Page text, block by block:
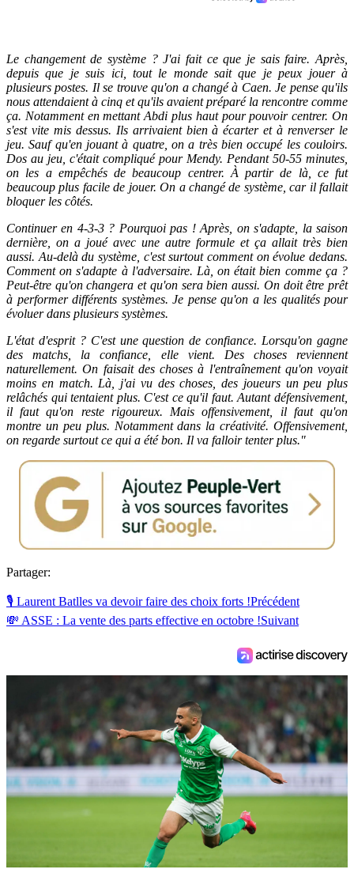
Le changement de système ? J'ai fait ce que je sais faire. Après,
depuis que je suis ici, tout le monde sait que je peux jouer à
plusieurs postes. Il se trouve qu'on a changé à Caen. Je pense qu'ils
nous attendaient à cinq et qu'ils avaient préparé la rencontre comme
ça. Notamment en mettant Abdi plus haut pour pouvoir centrer. On
s'est vite mis dessus. Ils arrivaient bien à écarter et à renverser le
jeu. Sauf qu'en jouant à quatre, on a très bien occupé les couloirs.
Dos au jeu, c'était compliqué pour Mendy. Pendant 50-55 minutes,
on les a empêchés de beaucoup centrer. À partir de là, ce fut
beaucoup plus facile de jouer. On a changé de système, car il fallait
bloquer les côtés.
Continuer en 4-3-3 ? Pourquoi pas ! Après, on s'adapte, la saison
dernière, on a joué avec une autre formule et ça allait très bien
aussi. Au-delà du système, c'est surtout comment on évolue dedans.
Comment on s'adapte à l'adversaire. Là, on était bien comme ça ?
Peut-être qu'on changera et qu'on sera bien aussi. On doit être prêt
à performer différents systèmes. Je pense qu'on a les qualités pour
évoluer dans plusieurs systèmes.
L'état d'esprit ? C'est une question de confiance. Lorsqu'on gagne
des matchs, la confiance, elle vient. Des choses reviennent
naturellement. On faisait des choses à l'entraînement qu'on voyait
moins en match. Là, j'ai vu des choses, des joueurs un peu plus
relâchés qui tentaient plus. C'est ce qu'il faut. Autant défensivement,
il faut qu'on reste rigoureux. Mais offensivement, il faut qu'on
montre un peu plus. Notamment dans la créativité. Offensivement,
on regarde surtout ce qui a été bon. Il va falloir tenter plus."
Partager:
🎙 Laurent Batlles va devoir faire des choix forts !Précédent
💸 ASSE : La vente des parts effective en octobre !Suivant